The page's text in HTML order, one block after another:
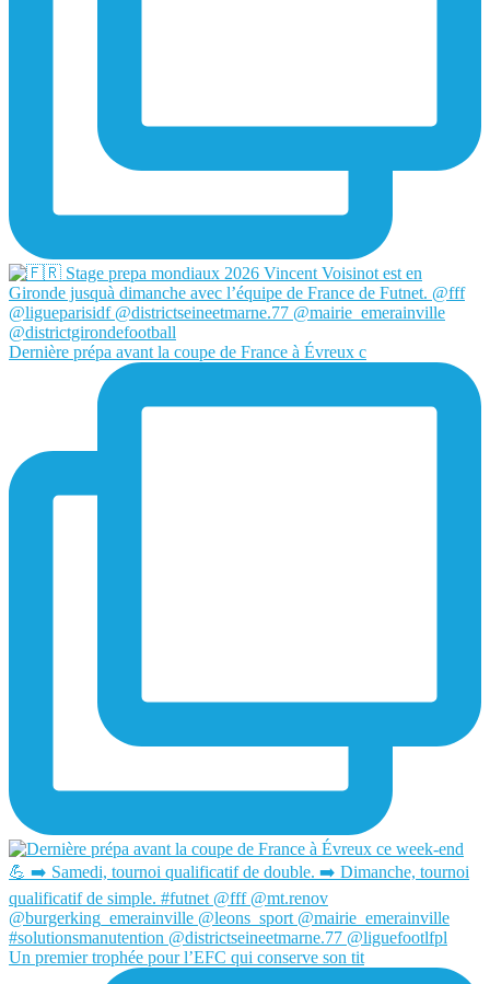
Dernière prépa avant la coupe de France à Évreux c
Un premier trophée pour l’EFC qui conserve son tit